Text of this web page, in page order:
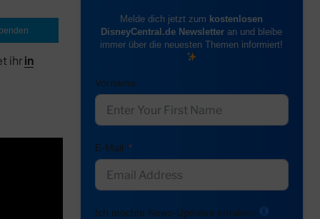
ihrin
Melde dich jetzt zum kostenlosen
DisneyCentral.de Newsletter an und bleibe
immer über die neuesten Themen informiert!
Vorname
E-Mail
Ich möchte News-Updates erhalten: